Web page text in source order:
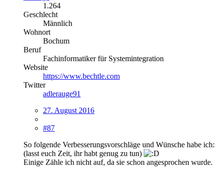
1.264
Geschlecht
Männlich
Wohnort
Bochum
Beruf
Fachinformatiker für Systemintegration
Website
https://www.bechtle.com
Twitter
adlerauge91
27. August 2016
#87
So folgende Verbesserungsvorschläge und Wünsche habe ich:
(lasst euch Zeit, ihr habt genug zu tun)
Einige Zähle ich nicht auf, da sie schon angesprochen wurde.